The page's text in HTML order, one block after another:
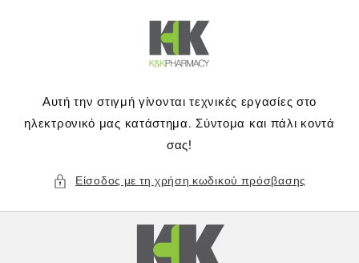
Αυτή την στιγμή γίνονται τεχνικές εργασίες στο
ηλεκτρονικό μας κατάστημα. Σύντομα και πάλι κοντά
σας!
Είσοδος με τη χρήση κωδικού πρόσβασης